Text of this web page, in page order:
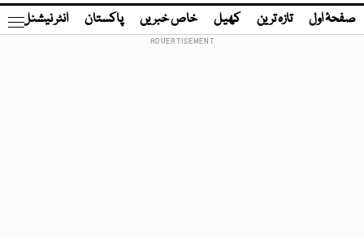
صفحۂ اول تازہ ترین کھیل خاص خبریں پاکستان انٹر نیشنل